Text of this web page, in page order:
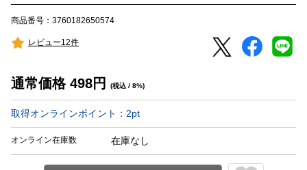
商品番号：3760182650574
レビュー12件
通常価格 498円 (税込 / 8%)
取得オンラインポイント： 2pt
オンライン在庫数 在庫なし